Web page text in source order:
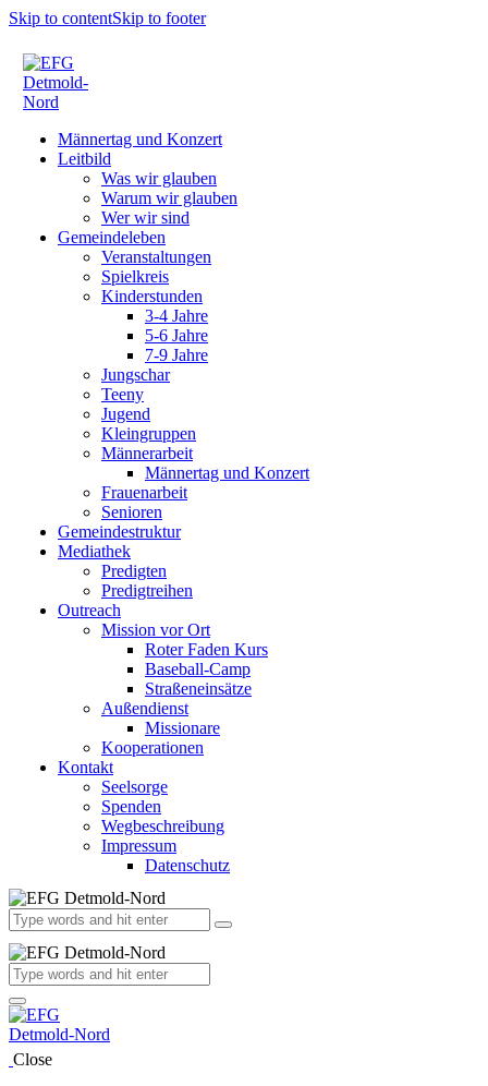
Skip to contentSkip to footer
Männertag und Konzert
Leitbild
Was wir glauben
Warum wir glauben
Wer wir sind
Gemeindeleben
Veranstaltungen
Spielkreis
Kinderstunden
3-4 Jahre
5-6 Jahre
7-9 Jahre
Jungschar
Teeny
Jugend
Kleingruppen
Männerarbeit
Männertag und Konzert
Frauenarbeit
Senioren
Gemeindestruktur
Mediathek
Predigten
Predigtreihen
Outreach
Mission vor Ort
Roter Faden Kurs
Baseball-Camp
Straßeneinsätze
Außendienst
Missionare
Kooperationen
Kontakt
Seelsorge
Spenden
Wegbeschreibung
Impressum
Datenschutz
Close